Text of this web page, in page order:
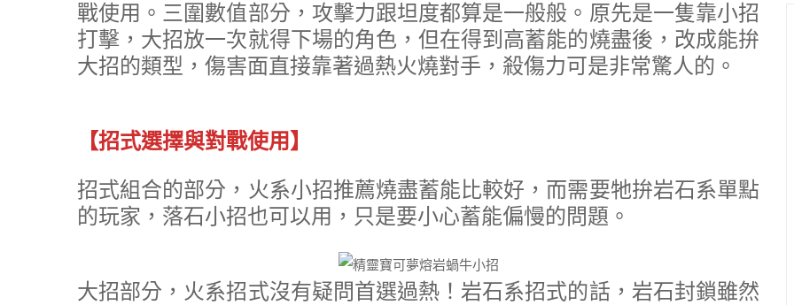
戰使用。三圍數值部分，攻擊力跟坦度都算是一般般。原先是一隻靠小招
打擊，大招放一次就得下場的角色，但在得到高蓄能的燒盡後，改成能拚
大招的類型，傷害面直接靠著過熱火燒對手，殺傷力可是非常驚人的。
【招式選擇與對戰使用】
招式組合的部分，火系小招推薦燒盡蓄能比較好，而需要牠拚岩石系單點
的玩家，落石小招也可以用，只是要小心蓄能偏慢的問題。
大招部分，火系招式沒有疑問首選過熱！岩石系招式的話，岩石封鎖雖然